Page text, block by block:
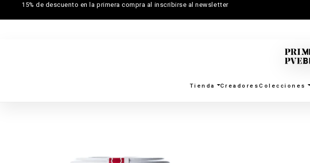
15% de descuento en la primera compra al inscribirse al newsletter
Tienda CreadoresColecciones